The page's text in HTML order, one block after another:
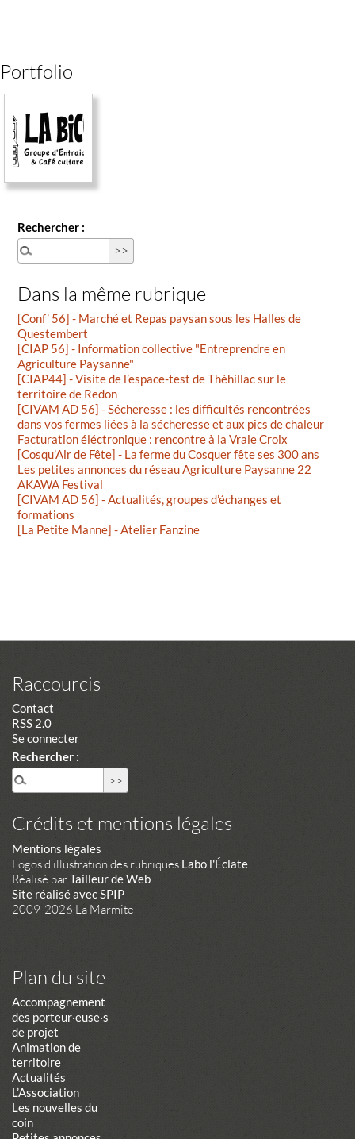
Portfolio
Rechercher :
Dans la même rubrique
[Conf’ 56] - Marché et Repas paysan sous les Halles de
Questembert
[CIAP 56] - Information collective "Entreprendre en
Agriculture Paysanne"
[CIAP44] - Visite de l’espace-test de Théhillac sur le
territoire de Redon
[CIVAM AD 56] - Sécheresse : les difficultés rencontrées
dans vos fermes liées à la sécheresse et aux pics de chaleur
Facturation éléctronique : rencontre à la Vraie Croix
[Cosqu’Air de Fête] - La ferme du Cosquer fête ses 300 ans
Les petites annonces du réseau Agriculture Paysanne 22
AKAWA Festival
[CIVAM AD 56] - Actualités, groupes d’échanges et
formations
[La Petite Manne] - Atelier Fanzine
Raccourcis
Contact
RSS 2.0
Se connecter
Rechercher :
Crédits et mentions légales
Mentions légales
Logos d'illustration des rubriques Labo l'Éclate
Réalisé parTailleur de Web
Site réalisé avec SPIP
2009-2026 La Marmite
Plan du site
Accompagnement
des porteur·euse·s
de projet
Animation de
territoire
Actualités
L’Association
Les nouvelles du
coin